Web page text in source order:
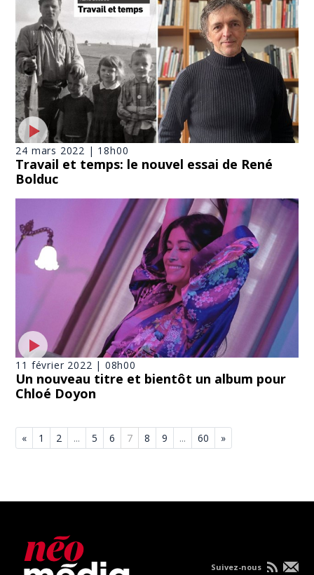
24 mars 2022 | 18h00
Travail et temps: le nouvel essai de René
Bolduc
11 février 2022 | 08h00
Un nouveau titre et bientôt un album pour
Chloé Doyon
« 1 2 ... 5 6 7 8 9 ... 60 »
Suivez-nous